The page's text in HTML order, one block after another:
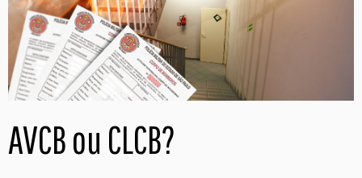
AVCB ou CLCB?